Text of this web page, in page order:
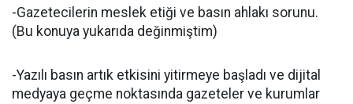
-Gazetecilerin meslek etiği ve basın ahlakı sorunu.
(Bu konuya yukarıda değinmiştim)
-Yazılı basın artık etkisini yitirmeye başladı ve dijital
medyaya geçme noktasında gazeteler ve kurumlar